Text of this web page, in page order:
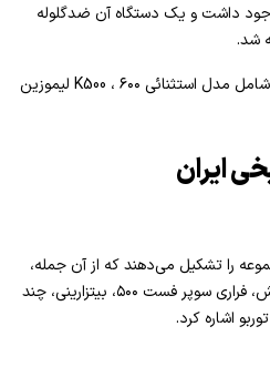
دنیا وجود داشت و یک دستگاه آن ضدگلوله
شد.
فانتوم ۳ و مجموعه مرسدس بنزها شامل مدل استثنائی K500 ، ۶۰۰ لیموزین
ایران
را تشکیل می‌دهند که از آن جمله،
می‌توان به لامبورگینی میورا و کانتاش، فراری سوپر فست ۵۰۰، بیتزارینی، چند